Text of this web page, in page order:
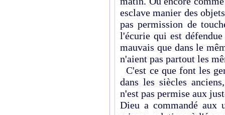
esclave manier des
pas permission de
l'écurie qui est
mauvais que dans le
n'aient pas partout les
C'est ce que font les
dans les siècles
n'est pas permise aux
Dieu a commandé aux